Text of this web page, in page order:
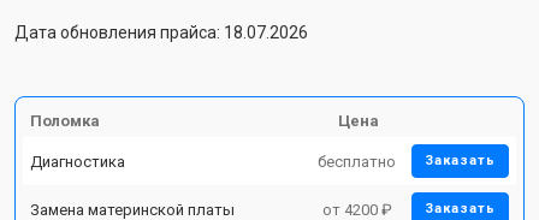
Дата обновления прайса: 18.07.2026
Поломка Цена
Диагностика бесплатно Заказать
Замена материнской платы от 4200 ₽ Заказать